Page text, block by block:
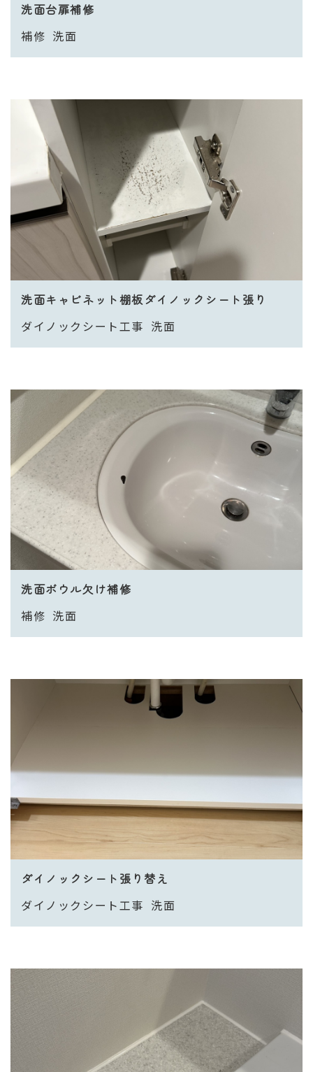
洗面台扉補修
補修 洗面
洗面キャビネット棚板ダイノックシート張り
ダイノックシート工事 洗面
洗面ボウル欠け補修
補修 洗面
ダイノックシート張り替え
ダイノックシート工事 洗面